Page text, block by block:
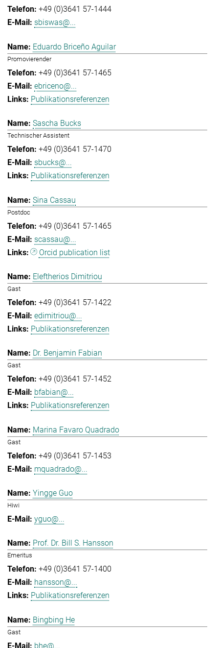
+49 (0)3641 57-1444
sbiswas@...
Eduardo Briceño Aguilar
Promovierender
+49 (0)3641 57-1465
ebriceno@...
Publikationsreferenzen
Sascha Bucks
Technischer Assistent
+49 (0)3641 57-1470
sbucks@...
Publikationsreferenzen
Sina Cassau
Postdoc
+49 (0)3641 57-1465
scassau@...
Orcid publication list
Eleftherios Dimitriou
Gast
+49 (0)3641 57-1422
edimitriou@...
Publikationsreferenzen
Dr. Benjamin Fabian
Gast
+49 (0)3641 57-1452
bfabian@...
Publikationsreferenzen
Marina Favaro Quadrado
Gast
+49 (0)3641 57-1453
mquadrado@...
Yingge Guo
Hiwi
yguo@...
Prof. Dr. Bill S. Hansson
Emeritus
+49 (0)3641 57-1400
hansson@...
Publikationsreferenzen
Bingbing He
Gast
bhe@...